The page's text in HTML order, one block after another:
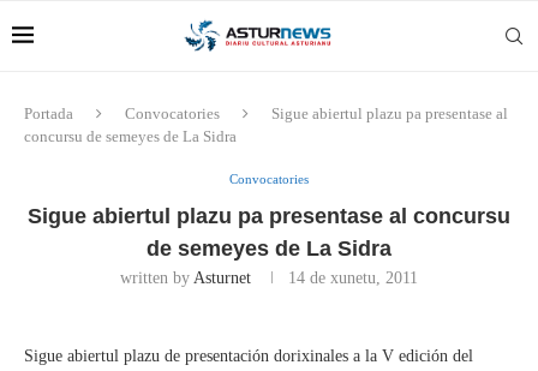
Portada Convocatories
Sigue abiertul plazu pa presentase al
concursu de semeyes de La Sidra
Convocatories
Sigue abiertul plazu pa presentase al concursu
de semeyes de La Sidra
written by Asturnet 14 de xunetu, 2011
Sigue abiertul plazu de presentación dorixinales a la V edición del